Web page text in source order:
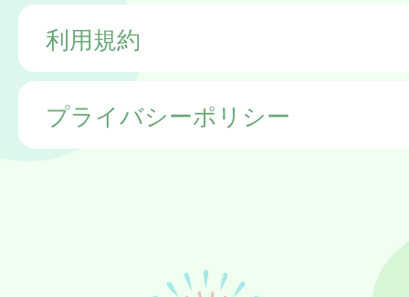
利用規約
プライバシーポリシー